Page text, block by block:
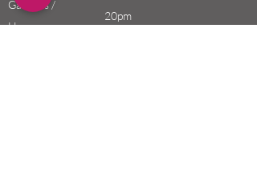
Garçons /
Hommes
20pm